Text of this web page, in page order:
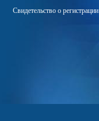
Свидетельство о